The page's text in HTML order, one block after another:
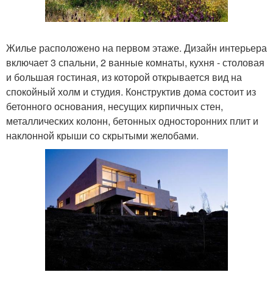
Жилье расположено на первом этаже. Дизайн интерьера
включает 3 спальни, 2 ванные комнаты, кухня - столовая
и большая гостиная, из которой открывается вид на
спокойный холм и студия. Конструктив дома состоит из
бетонного основания, несущих кирпичных стен,
металлических колонн, бетонных односторонних плит и
наклонной крыши со скрытыми желобами.